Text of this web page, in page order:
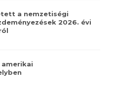
a nemzetiségi
2026. évi
amerikai